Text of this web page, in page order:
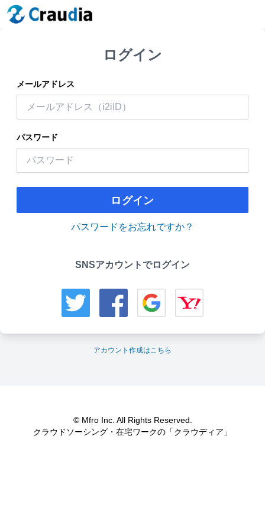
ログイン
メールアドレス
パスワード
ログイン
パスワードをお忘れですか？
SNSアカウントでログイン
アカウント作成はこちら
© Mfro Inc. All Rights Reserved.
クラウドソーシング・在宅ワークの「クラウディア」